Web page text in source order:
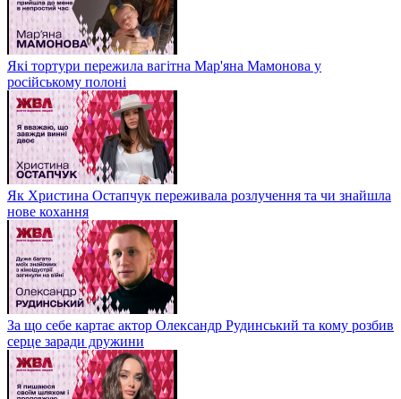
Які тортури пережила вагітна Мар'яна Мамонова у
російському полоні
Як Христина Остапчук переживала розлучення та чи знайшла
нове кохання
За що себе картає актор Олександр Рудинський та кому розбив
серце заради дружини